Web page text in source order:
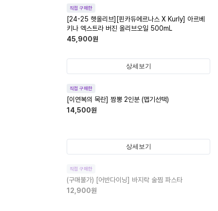
직접 구매한
[24-25 햇올리브][핀카듀에르나스 X Kurly] 아르베
키나 엑스트라 버진 올리브오일 500mL
45,900원
상세보기
직접 구매한
[이연복의 목란] 짬뽕 2인분 (맵기선택)
14,500원
상세보기
직접 구매한
(구매불가) [어반다이닝] 바지락 술찜 파스타
12,900원